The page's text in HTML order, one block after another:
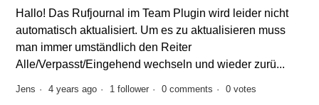
Hallo! Das Rufjournal im Team Plugin wird leider nicht
automatisch aktualisiert. Um es zu aktualisieren muss
man immer umständlich den Reiter
Alle/Verpasst/Eingehend wechseln und wieder zurü...
Jens 4 years ago 1 follower 0 comments 0 votes